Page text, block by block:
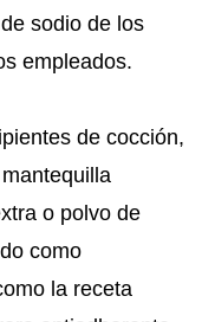
sodio de los
empleados.
de cocción,
o polvo de
como
la receta